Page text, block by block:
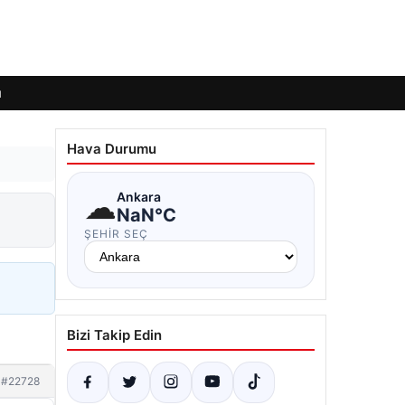
#22728
Hava Durumu
☁Ankara
NaN°C
ŞEHIR SEÇ
Bizi Takip Edin